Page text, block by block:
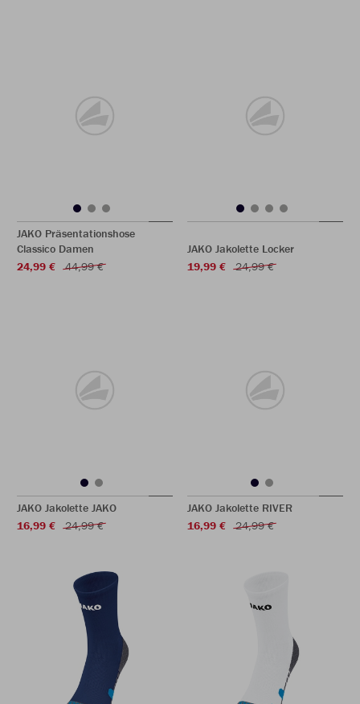
JAKO Präsentationshose
Classico Damen
24,99 €
44,99 €
JAKO Jakolette Locker
19,99 €
24,99 €
JAKO Jakolette JAKO
16,99 €
24,99 €
JAKO Jakolette RIVER
16,99 €
24,99 €